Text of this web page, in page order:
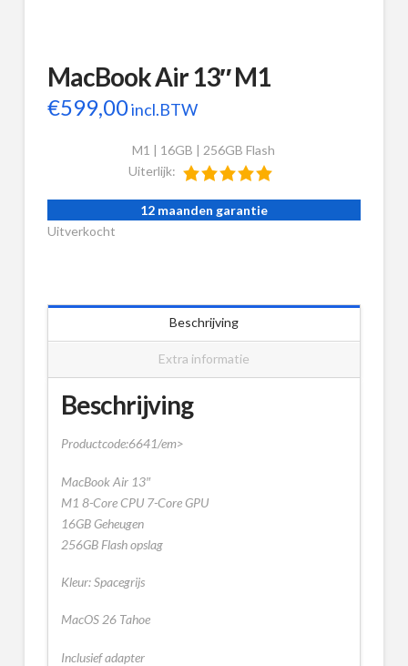
MacBook Air 13″ M1
€599,00incl.BTW
M1 | 16GB | 256GB Flash
Uiterlijk:
12 maanden garantie
Uitverkocht
Beschrijving
Extra informatie
Beschrijving
Productcode:6641/em>
MacBook Air 13″
M1 8-Core CPU 7-Core GPU
16GB Geheugen
256GB Flash opslag
Kleur: Spacegrijs
MacOS 26 Tahoe
Inclusief adapter